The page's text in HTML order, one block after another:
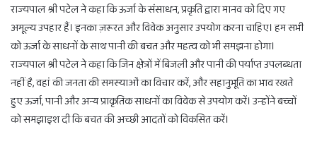
राज्यपाल श्री पटेल ने कहा कि ऊर्जा के संसाधन, प्रकृति द्वारा मानव को दिए गए
अमूल्य उपहार हैं। इनका ज़रूरत और विवेक अनुसार उपयोग करना चाहिए। हम सभी
को ऊर्जा के साधनों के साथ पानी की बचत और महत्व को भी समझना होगा।
राज्यपाल श्री पटेल ने कहा कि जिन क्षेत्रों में बिजली और पानी की पर्याप्त उपलब्धता
नहीं है, वहां की जनता की समस्याओं का विचार करें, और सहानुभूति का भाव रखते
हुए ऊर्जा, पानी और अन्य प्राकृतिक साधनों का विवेक से उपयोग करें। उन्होंने बच्चों
को समझाइश दी कि बचत की अच्छी आदतों को विकसित करें।